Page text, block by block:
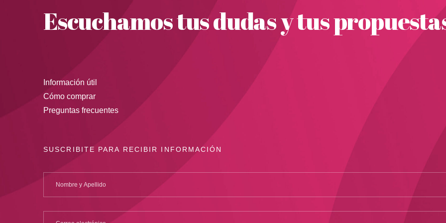
Escuchamos tus dudas y tus
Información útil
Cómo comprar
Preguntas frecuentes
SUSCRIBITE PARA RECIBIR INFORMACIÓN